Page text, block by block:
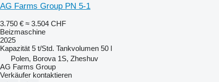
AG Farms Group PN 5-1
3.750 € ≈ 3.504 CHF
Beizmaschine
2025
Kapazität 5 t/Std. Tankvolumen 50 l
Polen, Borova 1S, Zheshuv
AG Farms Group
Verkäufer kontaktieren